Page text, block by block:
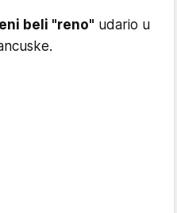
beli "reno" udario u